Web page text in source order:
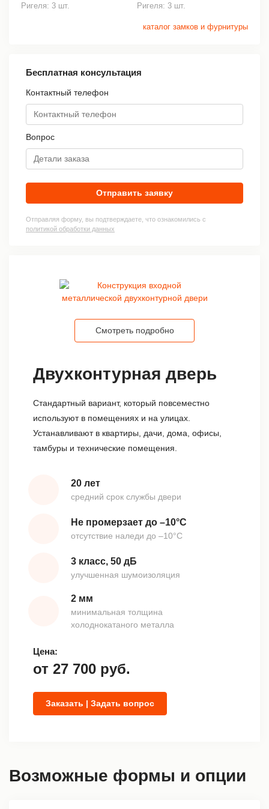
Ригеля: 3 шт.
Ригеля: 3 шт.
каталог замков и фурнитуры
Бесплатная консультация
Контактный телефон
Вопрос
Отправить заявку
Отправляя форму, вы подтверждаете, что ознакомились с
политикой обработки данных
Двухконтурная дверь
Стандартный вариант, который повсеместно
используют в помещениях и на улицах.
Устанавливают в квартиры, дачи, дома, офисы,
тамбуры и технические помещения.
20 лет
средний срок службы двери
Не промерзает до –10°С
отсутствие наледи до –10°С
3 класс, 50 дБ
улучшенная шумоизоляция
2 мм
минимальная толщина
холоднокатаного металла
Цена:
от 27 700 руб.
Заказать | Задать вопрос
Смотреть подробно
Возможные формы и опции